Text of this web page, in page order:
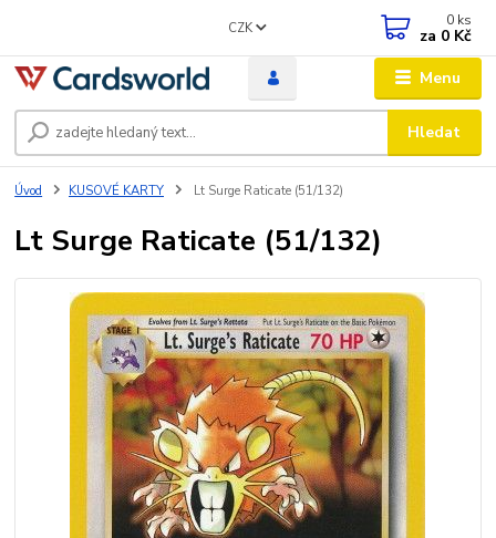
Menu
CZK
Hledat
0 ks
za 0 Kč
Úvod KUSOVÉ KARTY Lt Surge Raticate (51/132)
Lt Surge Raticate (51/132)